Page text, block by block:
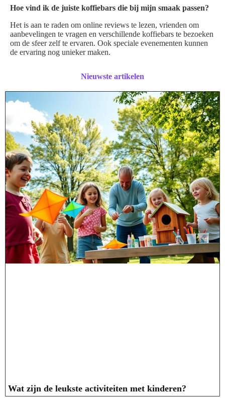
Hoe vind ik de juiste koffiebars die bij mijn smaak passen?
Het is aan te raden om online reviews te lezen, vrienden om
aanbevelingen te vragen en verschillende koffiebars te bezoeken
om de sfeer zelf te ervaren. Ook speciale evenementen kunnen
de ervaring nog unieker maken.
Nieuwste artikelen
Wat zijn de leukste activiteiten met kinderen?